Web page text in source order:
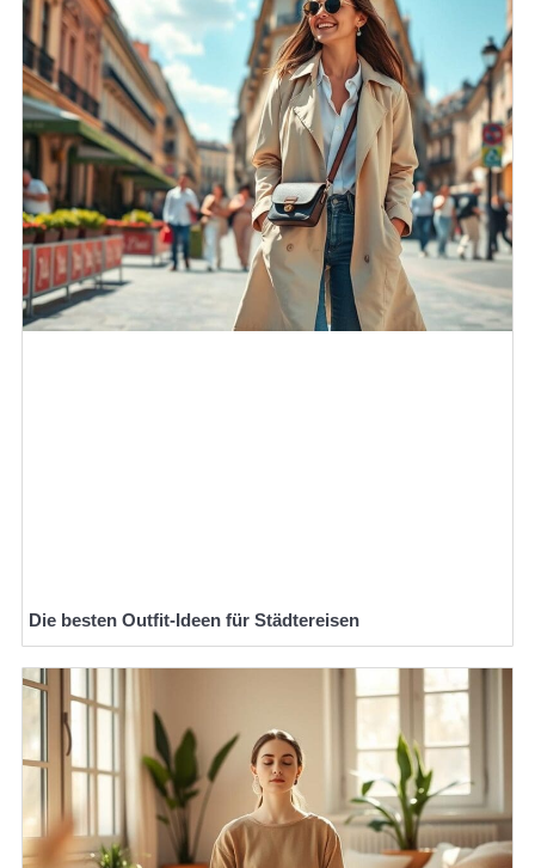
Die besten Outfit-Ideen für Städtereisen